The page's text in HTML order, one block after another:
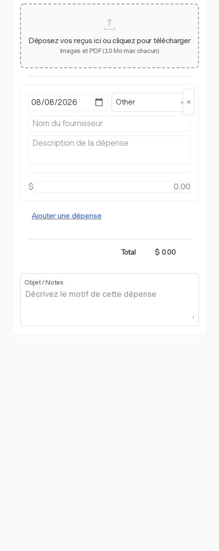
Déposez vos reçus ici ou cliquez pour télécharger
Images et PDF (10 Mo max chacun)
Other
$
Ajouter une dépense
Total $ 0.00
Objet / Notes